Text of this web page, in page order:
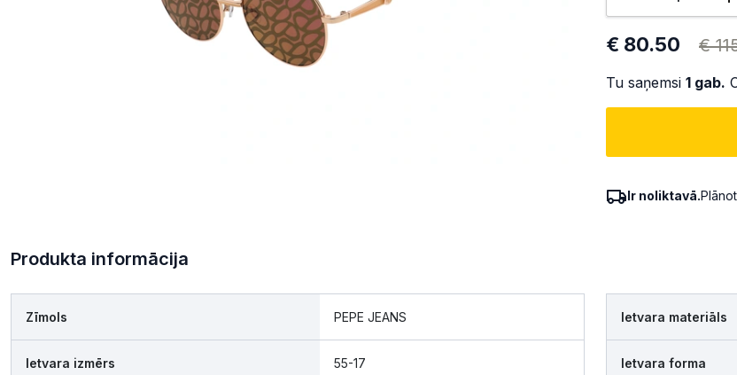
€ 80.50 €
Tu saņemsi 1 gab.
Ir noliktavā.
Produkta informācija
Zīmols PEPE JEANS
Ietvara izmērs 55-17
Ietvara materiāls
Ietvara forma